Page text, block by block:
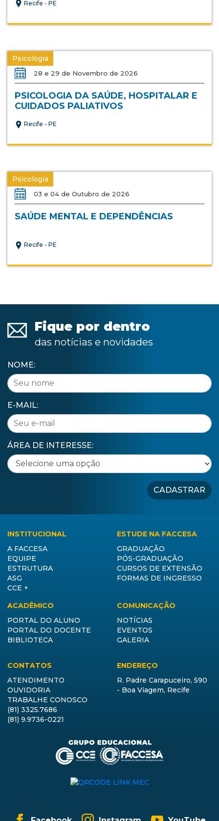
Recife - PE
Psicologia
28 e 29 de Novembro de 2026
PSICOLOGIA DA SAÚDE, HOSPITALAR E
CUIDADOS PALIATIVOS
Recife - PE
Psicologia
03 e 04 de Outubro de 2026
SAÚDE MENTAL E DEPENDÊNCIAS
Recife - PE
Fique por dentro
das notícias e novidades
NOME:
E-MAIL:
ÁREA DE INTERESSE:
CADASTRAR
INSTITUCIONAL
A FACCESA
EQUIPE
ESTRUTURA
ASG
CCE +
ESTUDE NA FACCESA
GRADUAÇÃO
PÓS-GRADUAÇÃO
CURSOS DE EXTENSÃO
FORMAS DE INGRESSO
ACADÊMICO
PORTAL DO ALUNO
PORTAL DO DOCENTE
BIBLIOTECA
COMUNICAÇÃO
NOTÍCIAS
EVENTOS
GALERIA
CONTATOS
ATENDIMENTO
OUVIDORIA
TRABALHE CONOSCO
(81) 3325.7686
(81) 9.9736-0221
ENDEREÇO
R. Padre Carapuceiro, 590
- Boa Viagem, Recife